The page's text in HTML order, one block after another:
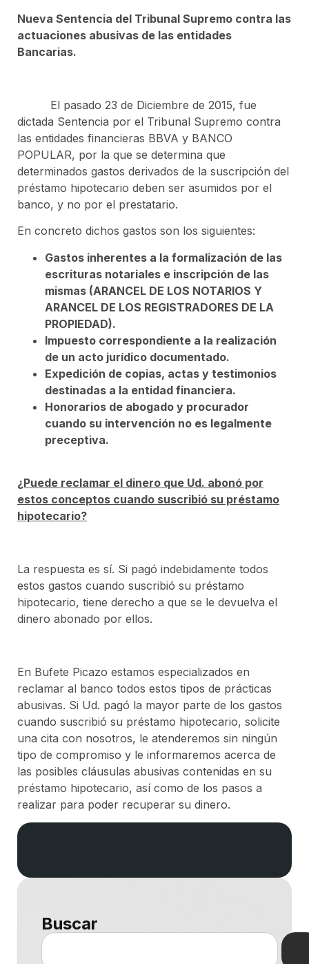
Nueva Sentencia del Tribunal Supremo contra las
actuaciones abusivas de las entidades
Bancarias.
El pasado 23 de Diciembre de 2015, fue
dictada Sentencia por el Tribunal Supremo contra
las entidades financieras BBVA y BANCO
POPULAR, por la que se determina que
determinados gastos derivados de la suscripción del
préstamo hipotecario deben ser asumidos por el
banco, y no por el prestatario.
En concreto dichos gastos son los siguientes:
Gastos inherentes a la formalización de las
escrituras notariales e inscripción de las
mismas (ARANCEL DE LOS NOTARIOS Y
ARANCEL DE LOS REGISTRADORES DE LA
PROPIEDAD).
Impuesto correspondiente a la realización
de un acto jurídico documentado.
Expedición de copias, actas y testimonios
destinadas a la entidad financiera.
Honorarios de abogado y procurador
cuando su intervención no es legalmente
preceptiva.
¿Puede reclamar el dinero que Ud. abonó por
estos conceptos cuando suscribió su préstamo
hipotecario?
La respuesta es sí. Si pagó indebidamente todos
estos gastos cuando suscribió su préstamo
hipotecario, tiene derecho a que se le devuelva el
dinero abonado por ellos.
En Bufete Picazo estamos especializados en
reclamar al banco todos estos tipos de prácticas
abusivas. Si Ud. pagó la mayor parte de los gastos
cuando suscribió su préstamo hipotecario, solicite
una cita con nosotros, le atenderemos sin ningún
tipo de compromiso y le informaremos acerca de
las posibles cláusulas abusivas contenidas en su
préstamo hipotecario, así como de los pasos a
realizar para poder recuperar su dinero.
Buscar